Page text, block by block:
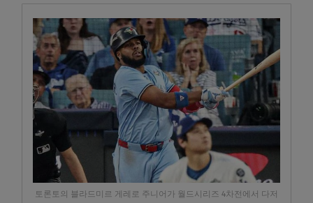
토론토의 블라드미르 게레로 주니어가 월드시리즈 4차전에서 다저